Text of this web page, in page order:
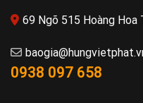
69 Ngõ 515 Hoàng Hoa
0938 097 658